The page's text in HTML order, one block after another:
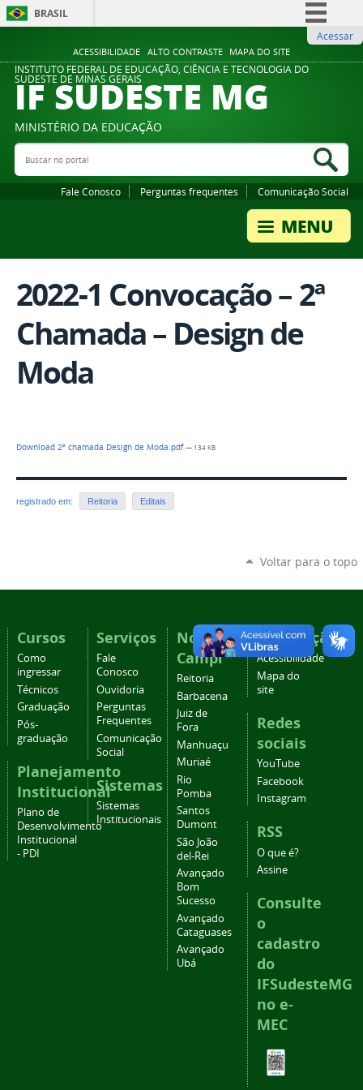
ACESSIBILIDADE ALTO CONTRASTE MAPA DO SITE
BRASIL
Comunica BR
Participe
Legislação
Acessar
INSTITUTO FEDERAL DE EDUCAÇÃO, CIÊNCIA E TECNOLOGIA DO
SUDESTE DE MINAS GERAIS
IF SUDESTE MG
MINISTÉRIO DA EDUCAÇÃO
Buscar no portal
Fale Conosco Perguntas frequentes Comunicação Social
2022-1 Convocação – 2ª
Chamada – Design de
Moda
Download 2ª chamada Design de Moda.pdf— 134 KB
registrado em: Reitoria Editais
Voltar para o topo
Cursos
Como
ingressar
Técnicos
Graduação
Pós-
graduação
Planejamento
Institucional
Plano de
Desenvolvimento
Institucional
- PDI
Serviços
Fale
Conosco
Ouvidoria
Perguntas
Frequentes
Comunicação
Social
Sistemas
Sistemas
Institucionais
Nossos
Campi
Reitoria
Barbacena
Juiz de
Fora
Manhuaçu
Muriaé
Rio
Pomba
Santos
Dumont
São João
del-Rei
Avançado
Bom
Sucesso
Avançado
Cataguases
Avançado
Ubá
Navegação
Acessibilidade
Mapa do
site
Redes
sociais
YouTube
Facebook
Instagram
RSS
O que é?
Assine
Consulte
o
cadastro
do
IFSudesteMG
no e-
MEC